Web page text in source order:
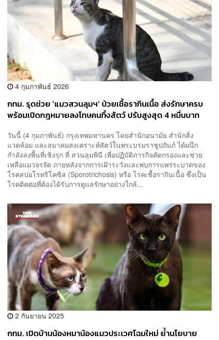
4 กุมภาพันธ์ 2026
กทม. รุดช่วย ‘แมวสวนลุมฯ’ ป่วยเชื้อรากินเนื้อ ส่งรักษาครบ
พร้อมเปิดกฎหมายลงโทษคนทิ้งสัตว์ ปรับสูงสุด 4 หมื่นบาท
วันนี้ (4 กุมภาพันธ์) กรุงเทพมหานคร โดยสำนักอนามัย สำนักสิ่ง
แวดล้อม และสมาคมสงเคราะห์สัตว์ในพระบรมราชูปถัมภ์ ได้ผนึก
กำลังลงพื้นที่เชิงรุก ที่ สวนลุมพินี เพื่อปฏิบัติภารกิจคัดกรองและช่วย
เหลือแมวจรจัด ภายหลังจากการเฝ้าระวังและพบการแพร่ระบาดของ
โรคสปอโรทริโคซิส (Sporotrichosis) หรือ โรคเชื้อรากินเนื้อ ซึ่งเป็น
โรคติดต่อที่ต้องได้รับการดูแลรักษาอย่างใกล้...
2 กันยายน 2025
กทม. เปิดบ้านน้องหมาน้องแมวประเวศโฉมใหม่ ย้ำนโยบาย